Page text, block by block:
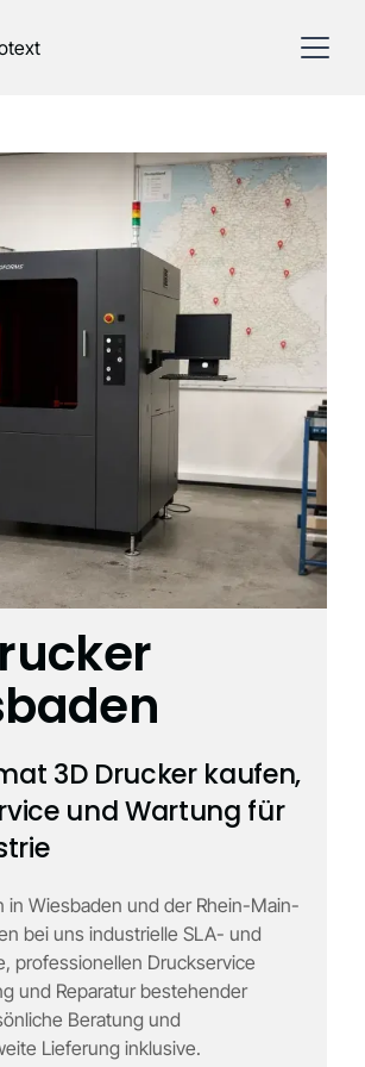
3D Drucker kaufen,
und Wartung für
in Wiesbaden und der Rhein-Main-
bei uns industrielle SLA- und
professionellen Druckservice
und Reparatur bestehender
Beratung und
Lieferung inklusive.